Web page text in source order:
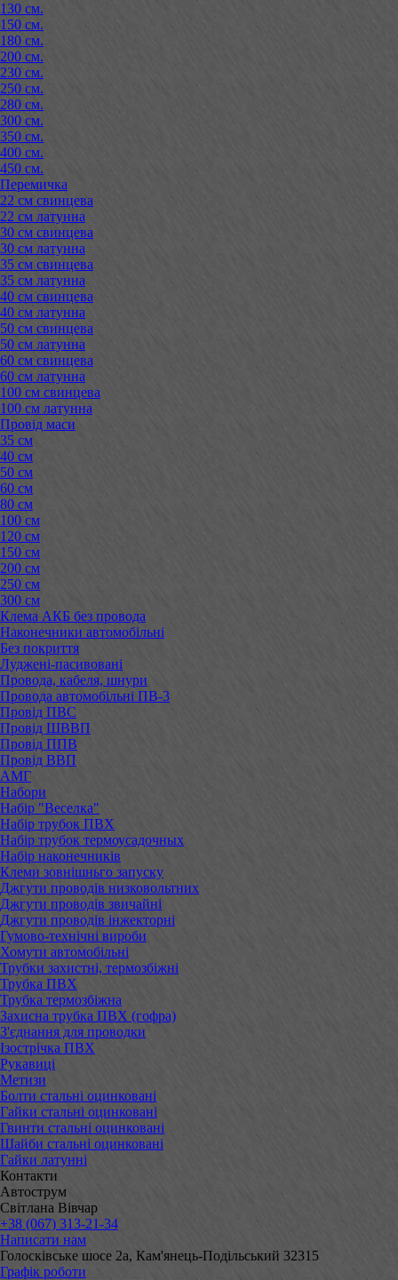
130 см.
150 см.
180 см.
200 см.
230 см.
250 см.
280 см.
300 см.
350 см.
400 см.
450 см.
Перемичка
22 см свинцева
22 см латунна
30 см свинцева
30 см латунна
35 см свинцева
35 см латунна
40 см свинцева
40 см латунна
50 см свинцева
50 см латунна
60 см свинцева
60 см латунна
100 см свинцева
100 см латунна
Провід маси
35 см
40 см
50 см
60 см
80 см
100 см
120 см
150 см
200 см
250 см
300 см
Клема АКБ без провода
Наконечники автомобільні
Без покриття
Луджені-пасивовані
Провода, кабеля, шнури
Провода автомобільні ПВ-3
Провід ПВС
Провід ШВВП
Провід ППВ
Провід ВВП
АМГ
Набори
Набір "Веселка"
Набір трубок ПВХ
Набір трубок термоусадочных
Набір наконечників
Клеми зовнішньго запуску
Джгути проводів низковольтних
Джгути проводів звичайні
Джгути проводів інжекторні
Гумово-технічні вироби
Хомути автомобільні
Трубки захистні, термозбіжні
Трубка ПВХ
Трубка термозбіжна
Захисна трубка ПВХ (гофра)
З'єднання для проводки
Ізострічка ПВХ
Рукавиці
Метизи
Болти стальні оцинковані
Гайки стальні оцинковані
Гвинти стальні оцинковані
Шайби стальні оцинковані
Гайки латунні
Контакти
Автострум
Світлана Вівчар
+38 (067) 313-21-34
Написати нам
Голосківське шосе 2а, Кам'янець-Подільський 32315
Графік роботи